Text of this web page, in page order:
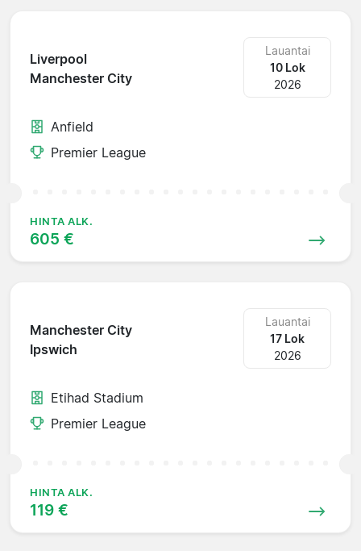
Liverpool
Manchester City
Lauantai
10 Lok
2026
Anfield
Premier League
HINTA ALK.
605 €
Manchester City
Ipswich
Lauantai
17 Lok
2026
Etihad Stadium
Premier League
HINTA ALK.
119 €